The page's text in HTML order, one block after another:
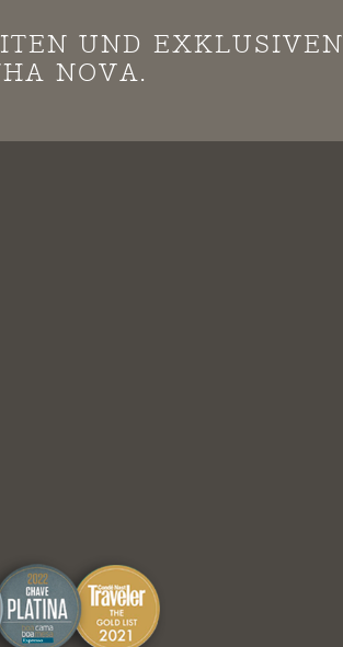
UND EXKLUSIVEN
NOVA.